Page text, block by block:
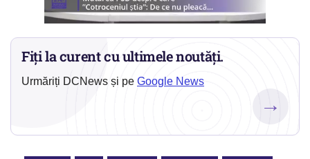
Fiți la curent cu ultimele noutăți.
Urmăriți DCNews și pe Google News
→